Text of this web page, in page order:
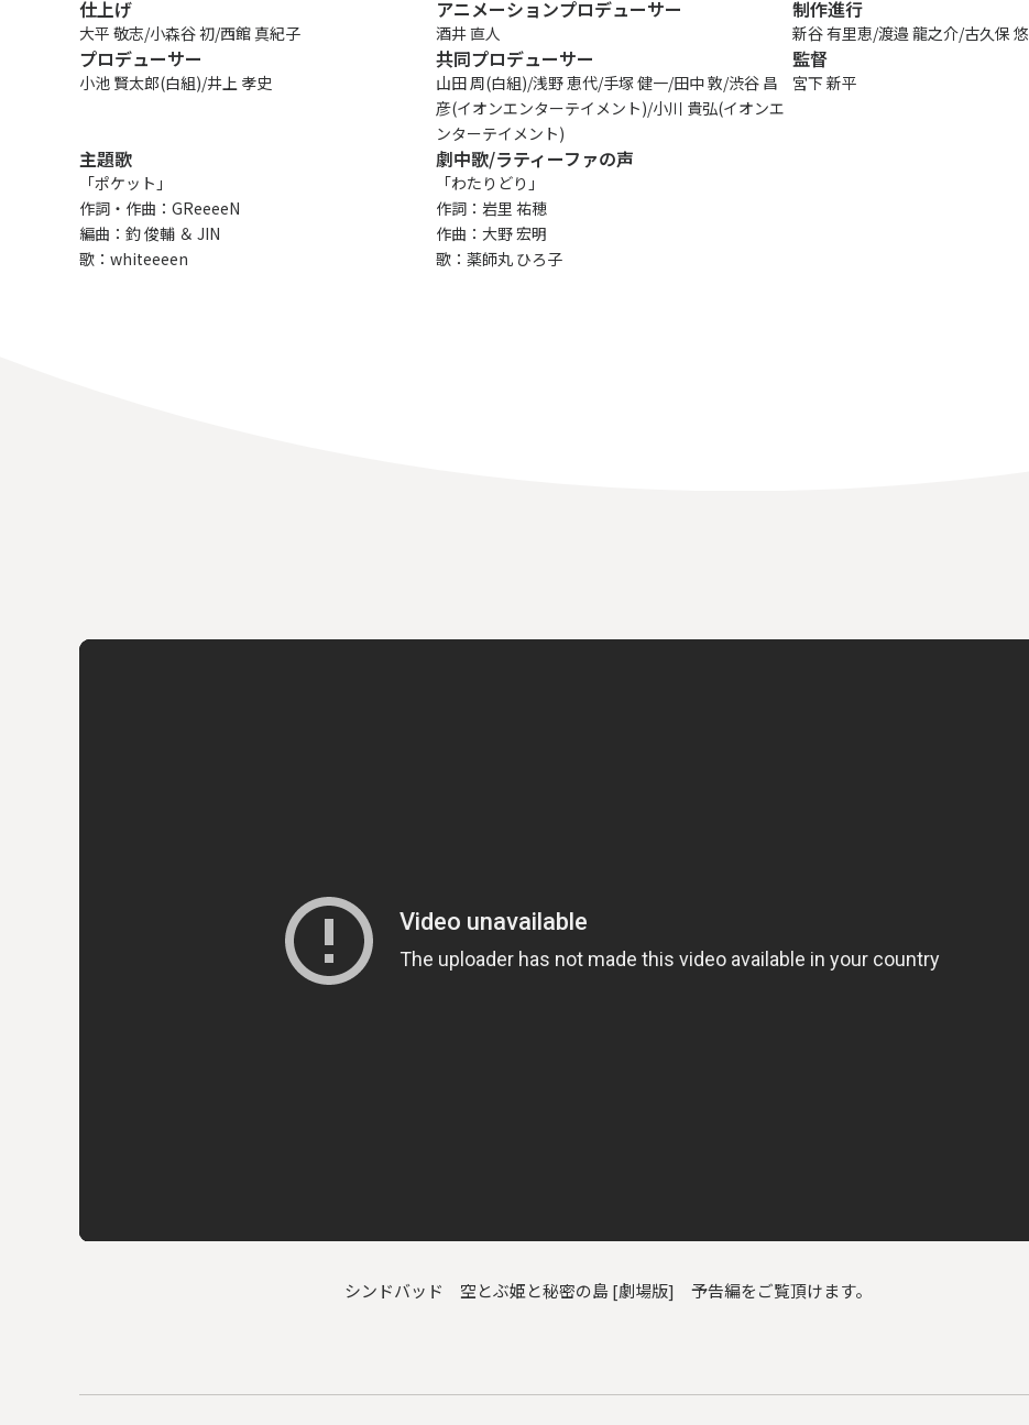
JP EN
ライセンス
プロダクション
創業50周年記念ページ
仕上げ
大平 敬志/小森谷 初/西館 真紀子
アニメーションプロデューサー
酒井 直人
制作進行
新谷 有里恵/渡邉 龍之介/古久保 悠
プロデューサー
小池 賢太郎(白組)/井上 孝史
共同プロデューサー
山田 周(白組)/浅野 恵代/手塚 健一/田中 敦/渋谷 昌
彦(イオンエンターテイメント)/小川 貴弘(イオンエ
ンターテイメント)
監督
宮下 新平
主題歌
「ポケット」
作詞・作曲：GReeeeN
編曲：釣 俊輔 ＆ JIN
歌：whiteeeen
劇中歌/ラティーファの声
「わたりどり」
作詞：岩里 祐穂
作曲：大野 宏明
歌：薬師丸 ひろ子
シンドバッド 空とぶ姫と秘密の島 [劇場版] 予告編をご覧頂けます。